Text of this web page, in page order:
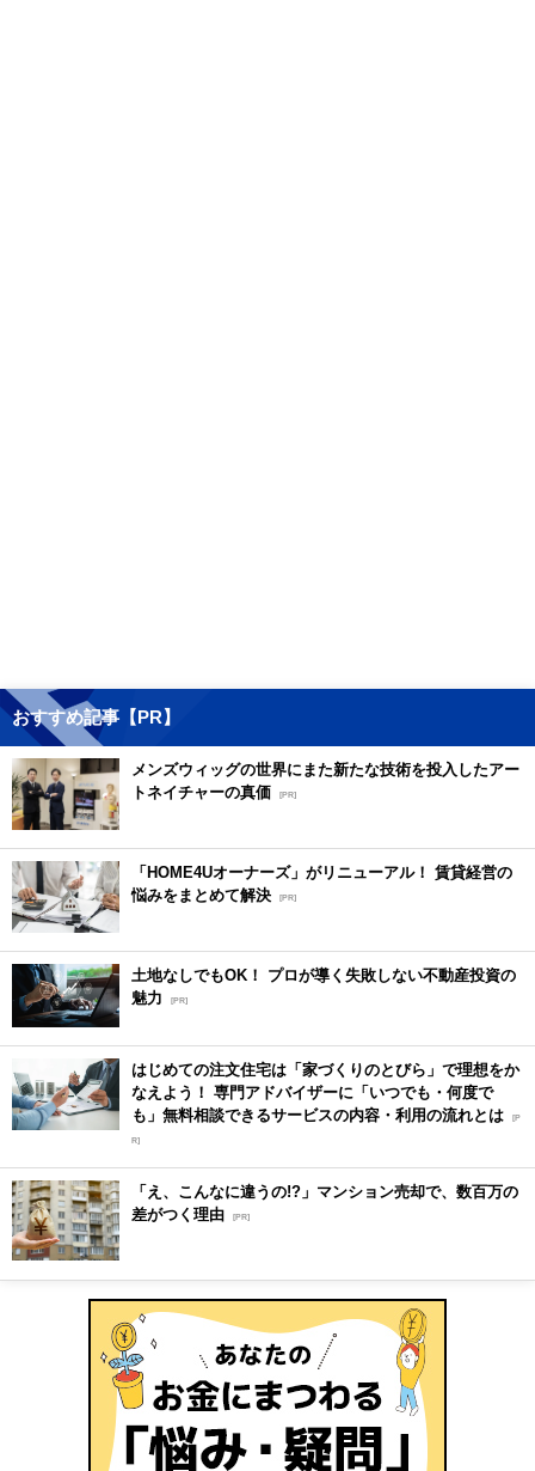
おすすめ記事【PR】
メンズウィッグの世界にまた新たな技術を投入したアー
トネイチャーの真価 [PR]
「HOME4Uオーナーズ」がリニューアル！ 賃貸経営の
悩みをまとめて解決 [PR]
土地なしでもOK！ プロが導く失敗しない不動産投資の
魅力
[PR]
はじめての注文住宅は「家づくりのとびら」で理想をか
なえよう！ 専門アドバイザーに「いつでも・何度で
も」無料相談できるサービスの内容・利用の流れとは [P
R]
「え、こんなに違うの!?」マンション売却で、数百万の
差がつく理由 [PR]